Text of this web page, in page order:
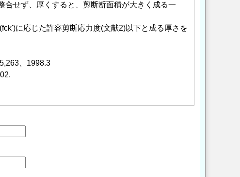
せず、厚くすると、剪断断面積が大きく成る一
に応じた許容剪断応力度(文献2)以下と成る厚さを
、1998.3